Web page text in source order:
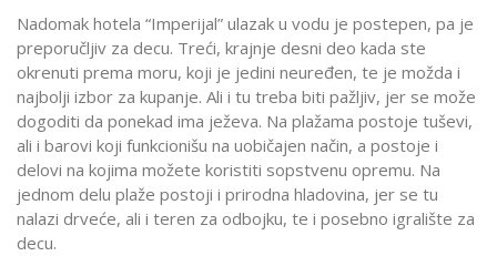
Nadomak hotela “Imperijal” ulazak u vodu je postepen, pa je
preporučljiv za decu. Treći, krajnje desni deo kada ste
okrenuti prema moru, koji je jedini neuređen, te je možda i
najbolji izbor za kupanje. Ali i tu treba biti pažljiv, jer se može
dogoditi da ponekad ima ježeva. Na plažama postoje tuševi,
ali i barovi koji funkcionišu na uobičajen način, a postoje i
delovi na kojima možete koristiti sopstvenu opremu. Na
jednom delu plaže postoji i prirodna hladovina, jer se tu
nalazi drveće, ali i teren za odbojku, te i posebno igralište za
decu.